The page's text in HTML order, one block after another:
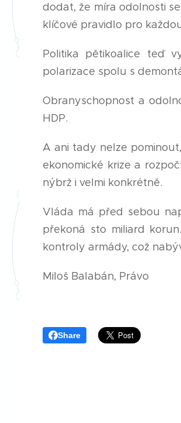
dodat, že míra odolnosti
klíčové pravidlo pro
Politika pětikoalice teď
polarizace spolu s
Obranyschopnost a
HDP.
A ani tady nelze
ekonomické krize a
nýbrž i velmi konkrétně.
Vláda má před sebou
překoná sto miliard
kontroly armády, což
Miloš Balabán, Právo
Share